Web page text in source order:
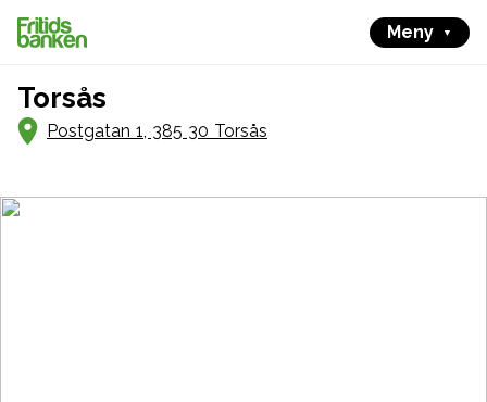
Meny
Torsås
Postgatan 1, 385 30 Torsås